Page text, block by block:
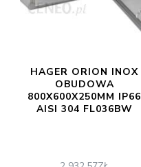
HAGER ORION INOX
OBUDOWA
800X600X250MM IP66
AISI 304 FL036BW